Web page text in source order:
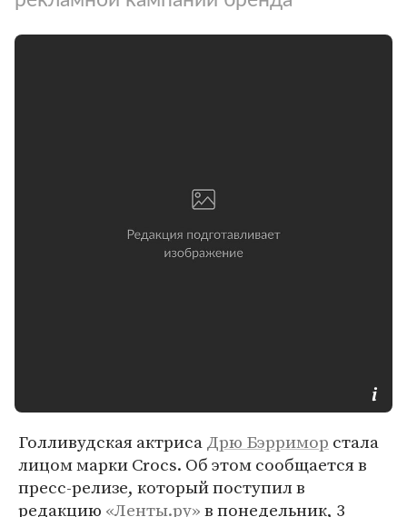
Голливудская актрисаДрю Бэрримор стала
лицом марки Crocs. Об этом сообщается в
пресс-релизе, который поступил в
редакцию «Ленты.ру»в понедельник, 3